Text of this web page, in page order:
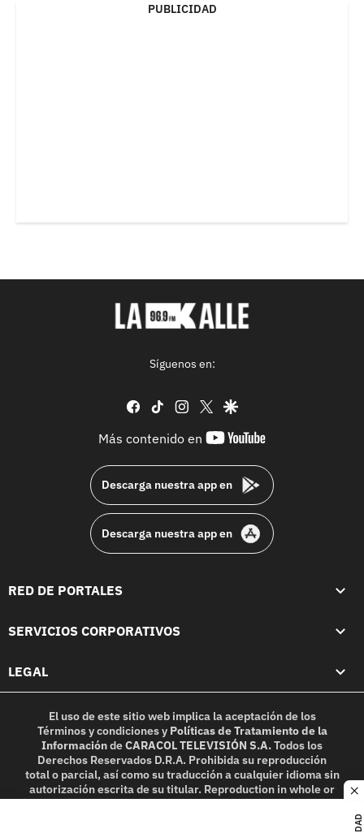
PUBLICIDAD
Síguenos en:
facebook
tiktok instagram
twittergoogle
Más contenido en
youtube-
Descarga nuestra app en
Descarga nuestra app en
RED DE PORTALES
SERVICIOS CORPORATIVOS
LEGAL
El uso de este sitio web implica la aceptación de los
Términos y condicionesy Políticas de Tratamiento de la
InformacióndeCARACOL TELEVISIÓN S.A.Todos los
Derechos Reservados D.R.A. Prohibida su reproducción
total o parcial, así como su traducción a cualquier idioma sin
autorización escrita de su titular. Reproduction in whole or